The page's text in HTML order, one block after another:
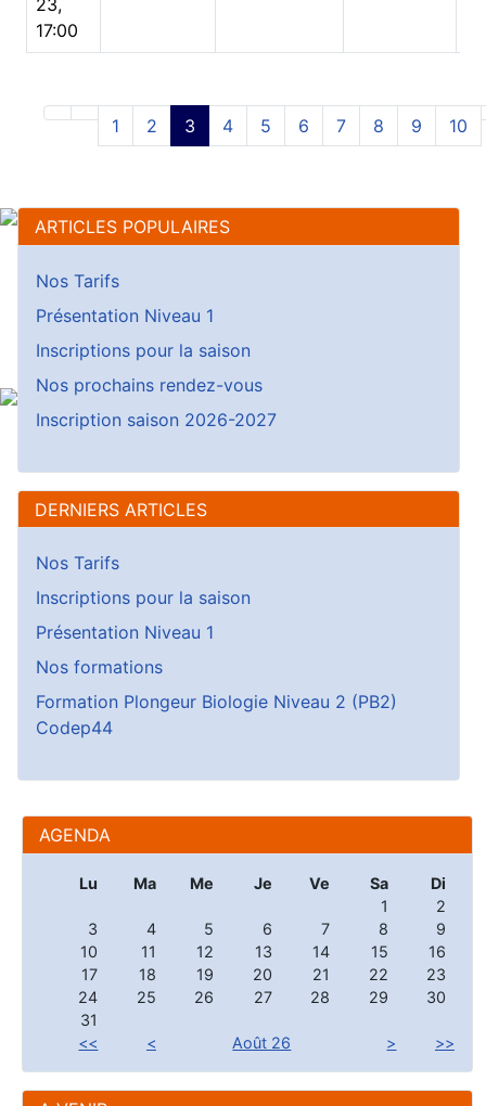
AGENDA
Lu Ma Me Je Ve Sa
Di
1
2
3
4 5 6 7 8
9
10
11 12 13 14 15
16
17
18 19 20 21 22
23
24
25 26 27 28 29
30
31
<<
< Août 26 > >>
23,
17:00
1 2 3 4 5 6 7 8 9 10
ARTICLES POPULAIRES
Nos Tarifs
Présentation Niveau 1
Inscriptions pour la saison
Nos prochains rendez-vous
Inscription saison 2026-2027
DERNIERS ARTICLES
Nos Tarifs
Inscriptions pour la saison
Présentation Niveau 1
Nos formations
Formation Plongeur Biologie Niveau 2 (PB2)
Codep44